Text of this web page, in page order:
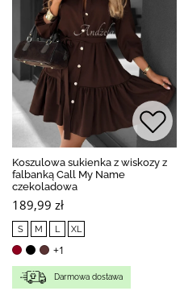
Koszulowa sukienka z wiskozy z
falbanką Call My Name
czekoladowa
189,99 zł
S M L XL
+1
Darmowa dostawa